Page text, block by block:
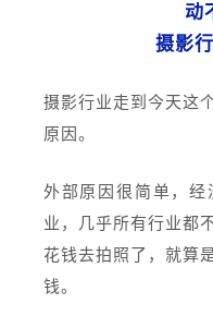
动
摄影
摄影行业走到今天这
原因。
外部原因很简单，
业，几乎所有行业都
花钱去拍照了，就算
钱。